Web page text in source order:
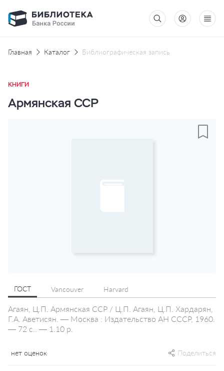
Главная Каталог Библиографическая запись
КНИГИ
Армянская ССР
ГОСТ Vancouver Harvard
Агаян, Ц.П. Армянская ССР / Ц.П. Агаян, Ц.П. Хардарян,
Г.А. Аветисян. — Москва : Издательство АН СССР, 1960.
— 72 с.. — 1.10 р.
нет оценок Поделиться